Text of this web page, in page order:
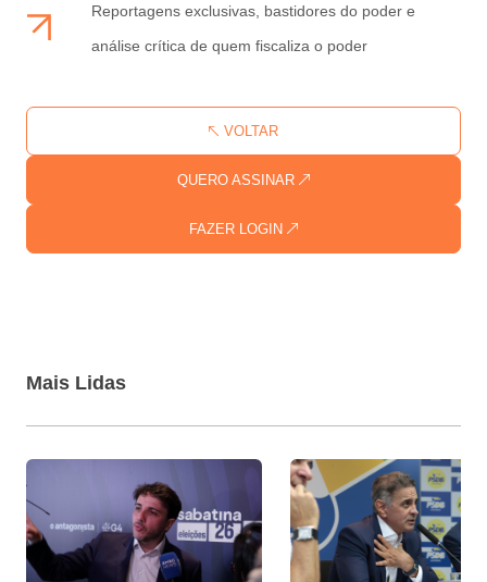
Reportagens exclusivas, bastidores do poder e
análise crítica de quem fiscaliza o poder
FAZER LOGIN
QUERO ASSINAR
VOLTAR
Mais Lidas